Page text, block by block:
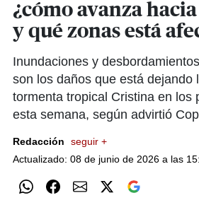
¿cómo avanza
y qué zonas está
Inundaciones y
son los daños que está dejando
tormenta tropical Cristina en los
esta semana, según advirtió
Redacción
seguir +
Actualizado: 08 de junio de 2026 a las